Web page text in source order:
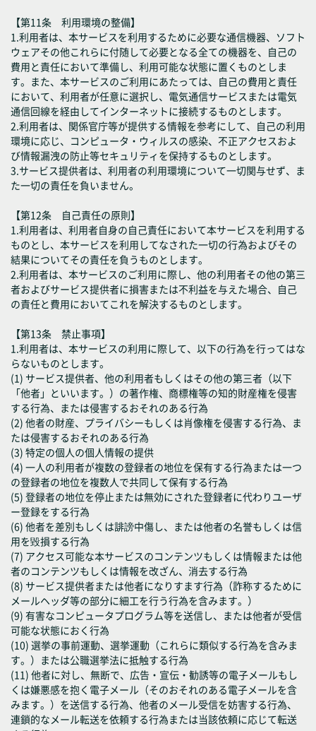
【第11条 利用環境の整備】
1.利用者は、本サービスを利用するために必要な通信機器、ソフト
ウェアその他これらに付随して必要となる全ての機器を、自己の
費用と責任において準備し、利用可能な状態に置くものとしま
す。また、本サービスのご利用にあたっては、自己の費用と責任
において、利用者が任意に選択し、電気通信サービスまたは電気
通信回線を経由してインターネットに接続するものとします。
2.利用者は、関係官庁等が提供する情報を参考にして、自己の利用
環境に応じ、コンピュータ・ウィルスの感染、不正アクセスおよ
び情報漏洩の防止等セキュリティを保持するものとします。
3.サービス提供者は、利用者の利用環境について一切関与せず、ま
た一切の責任を負いません。
【第12条 自己責任の原則】
1.利用者は、利用者自身の自己責任において本サービスを利用する
ものとし、本サービスを利用してなされた一切の行為およびその
結果についてその責任を負うものとします。
2.利用者は、本サービスのご利用に際し、他の利用者その他の第三
者およびサービス提供者に損害または不利益を与えた場合、自己
の責任と費用においてこれを解決するものとします。
【第13条 禁止事項】
1.利用者は、本サービスの利用に際して、以下の行為を行ってはな
らないものとします。
(1) サービス提供者、他の利用者もしくはその他の第三者（以下
「他者」といいます。）の著作権、商標権等の知的財産権を侵害
する行為、または侵害するおそれのある行為
(2) 他者の財産、プライバシーもしくは肖像権を侵害する行為、ま
たは侵害するおそれのある行為
(3) 特定の個人の個人情報の提供
(4) 一人の利用者が複数の登録者の地位を保有する行為または一つ
の登録者の地位を複数人で共同して保有する行為
(5) 登録者の地位を停止または無効にされた登録者に代わりユーザ
ー登録をする行為
(6) 他者を差別もしくは誹謗中傷し、または他者の名誉もしくは信
用を毀損する行為
(7) アクセス可能な本サービスのコンテンツもしくは情報または他
者のコンテンツもしくは情報を改ざん、消去する行為
(8) サービス提供者または他者になりすます行為（詐称するために
メールヘッダ等の部分に細工を行う行為を含みます。）
(9) 有害なコンピュータプログラム等を送信し、または他者が受信
可能な状態におく行為
(10) 選挙の事前運動、選挙運動（これらに類似する行為を含みま
す。）または公職選挙法に抵触する行為
(11) 他者に対し、無断で、広告・宣伝・勧誘等の電子メールもし
くは嫌悪感を抱く電子メール（そのおそれのある電子メールを含
みます。）を送信する行為、他者のメール受信を妨害する行為、
連鎖的なメール転送を依頼する行為または当該依頼に応じて転送